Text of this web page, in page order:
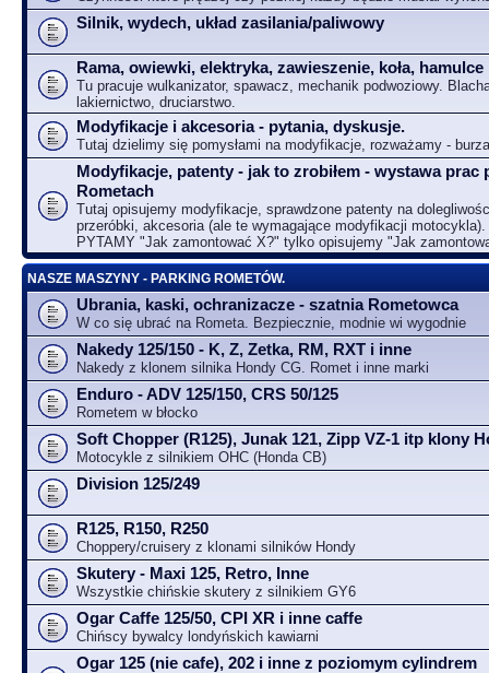
Silnik, wydech, układ zasilania/paliwowy
Rama, owiewki, elektryka, zawieszenie, koła, hamulce
Tu pracuje wulkanizator, spawacz, mechanik podwoziowy.
lakiernictwo, druciarstwo.
Modyfikacje i akcesoria - pytania, dyskusje.
Tutaj dzielimy się pomysłami na modyfikacje, rozważamy -
Modyfikacje, patenty - jak to zrobiłem - wystawa prac
Rometach
Tutaj opisujemy modyfikacje, sprawdzone patenty na
przeróbki, akcesoria (ale te wymagające modyfikacji
PYTAMY "Jak zamontować X?" tylko opisujemy "Jak
NASZE MASZYNY - PARKING ROMETÓW.
Ubrania, kaski, ochranizacze - szatnia Rometowca
W co się ubrać na Rometa. Bezpiecznie, modnie wi wygodnie
Nakedy 125/150 - K, Z, Zetka, RM, RXT i inne
Nakedy z klonem silnika Hondy CG. Romet i inne marki
Enduro - ADV 125/150, CRS 50/125
Rometem w błocko
Soft Chopper (R125), Junak 121, Zipp VZ-1 itp klony
Motocykle z silnikiem OHC (Honda CB)
Division 125/249
R125, R150, R250
Choppery/cruisery z klonami silników Hondy
Skutery - Maxi 125, Retro, Inne
Wszystkie chińskie skutery z silnikiem GY6
Ogar Caffe 125/50, CPI XR i inne caffe
Chińscy bywalcy londyńskich kawiarni
Ogar 125 (nie cafe), 202 i inne z poziomym cylindrem